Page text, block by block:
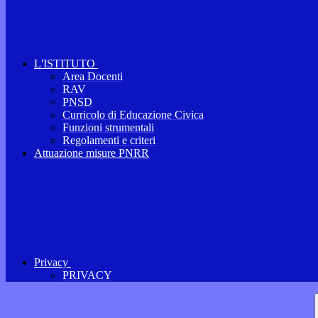
L'ISTITUTO
Area Docenti
RAV
PNSD
Curricolo di Educazione Civica
Funzioni strumentali
Regolamenti e criteri
Attuazione misure PNRR
Privacy
PRIVACY